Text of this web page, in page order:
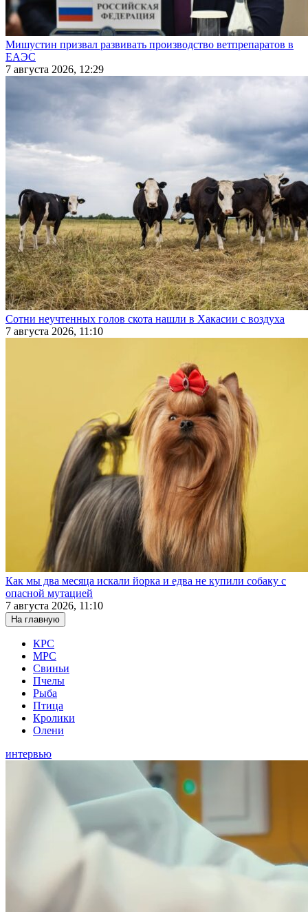
Мишустин призвал развивать производство ветпрепаратов в
ЕАЭС
7 августа 2026, 12:29
Сотни неучтенных голов скота нашли в Хакасии с воздуха
7 августа 2026, 11:10
Как мы два месяца искали йорка и едва не купили собаку с
опасной мутацией
7 августа 2026, 11:10
На главную
КРС
МРС
Свиньи
Пчелы
Рыба
Птица
Кролики
Олени
интервью